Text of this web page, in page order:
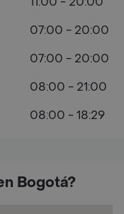
Bogotá?
07:00 - 20:00
07:00 - 20:00
08:00 - 21:00
08:00 - 18:29